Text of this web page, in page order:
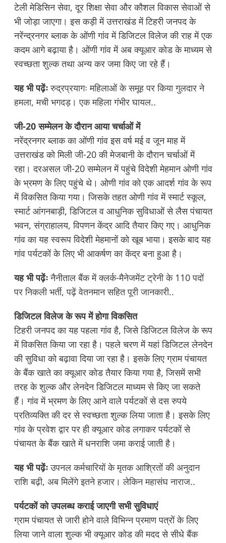
टेली मेडिसिन सेवा, दूर शिक्षा सेवा और कौशल विकास सेवाओं से
भी जोड़ा जाएगा। इस कड़ी में उत्तराखंड में टिहरी जनपद के
नरेंन्द्रनगर ब्लाक के ओंणी गांव में डिजिटल विलेज की राह में एक
कदम आगे बढ़ाया है। ओंणी गांव में अब क्यूआर कोड के माध्यम से
स्वच्छता शुल्क तथा अन्य कर जमा किए जा रहे हैं।
यह भी पढ़ेंः रुद्रप्रयागः महिलाओं के समूह पर किया गुलदार ने
हमला, मची भगदड़। एक महिला गंभीर घायल..
जी-20 सम्मेलन के दौरान आया चर्चाओं में
नरेंद्रनगर ब्लाक का ओंणी गांव इस वर्ष मई व जून माह में
उत्तराखंड को मिली जी-20 की मेजबानी के दौरान चर्चाओं में
रहा। दरअसल जी-20 सम्मेलन में पहुंचे विदेशी मेहमान ओणी गांव
के भ्रमण के लिए पहुंचे थे। ओणी गांव को एक आदर्श गांव के रूप
में विकसित किया गया। जिसके तहत ओणी गांव में स्मार्ट स्कूल,
स्मार्ट आंगनबाड़ी, डिजिटल व आधुनिक सुविधाओं से लैस पंचायत
भवन, संग्राहालय, विपणन केंद्र आदि तैयार किए गए। आधुनिक
गांव का यह स्वरूप विदेशी मेहमानों को खूब भाया। इसके बाद यह
गांव पर्यटकों के लिए भी आकर्षण का केंद्र बना हुआ है।
यह भी पढ़ेंः नैनीताल बैंक में क्लर्क-मैनेजमेंट ट्रेनी के 110 पदों
पर निकली भर्ती, पढ़ें वेतनमान सहित पूरी जानकारी..
डिजिटल विलेज के रूप में होगा विकसित
टिहरी जनपद का यह पहला गांव है, जिसे डिजिटल विलेज के रूप
में विकसित किया जा रहा है। पहले चरण में यहां डिजिटल लेनदेन
की सुविधा को बढ़ावा दिया जा रहा है। इसके लिए ग्राम पंचायत
के बैंक खाते का क्यूआर कोड तैयार किया गया है, जिसमें सभी
तरह के शुल्क और लेनदेन डिजिटल माध्यम से किए जा सकते
हैं। गांव में भ्रमण के लिए आने वाले पर्यटकों से दस रुपये
प्रतिव्यक्ति की दर से स्वच्छता शुल्क लिया जाता है। इसके लिए
गांव के प्रवेश द्वार पर ही क्यूआर कोड लगाकर पर्यटकों से
पंचायत के बैंक खाते में धनराशि जमा कराई जाती है।
यह भी पढ़ेंः उपनल कर्मचारियों के मृतक आश्रितों की अनुदान
राशि बढ़ी, अब मिलेंगे इतने हजार। लेकिन महासंघ नाराज..
पर्यटकों को उपलब्ध कराई जाएगी सभी सुविधाएं
ग्राम पंचायत से जारी होने वाले विभिन्न प्रमाण पत्रों के लिए
लिया जाने वाला शुल्क भी क्यूआर कोड की मदद से सीधे बैंक